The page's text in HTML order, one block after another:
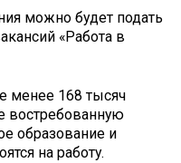
можно будет подать
«Работа в
менее 168 тысяч
востребованную
образование и
на работу.